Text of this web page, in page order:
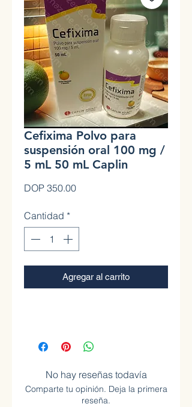
Cefixima Polvo para
suspensión oral 100 mg /
5 mL 50 mL Caplin
DOP 350.00Precio
Cantidad *
Agregar al carrito
No hay reseñas todavía
Comparte tu opinión. Deja la primera
reseña.